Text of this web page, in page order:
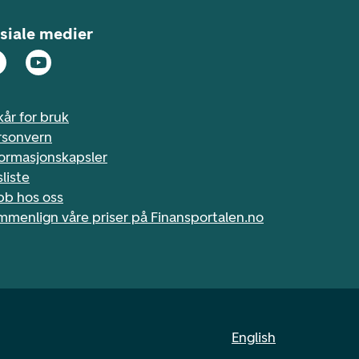
medier
for bruk
hos oss
våre priser på Finansportalen.no
English